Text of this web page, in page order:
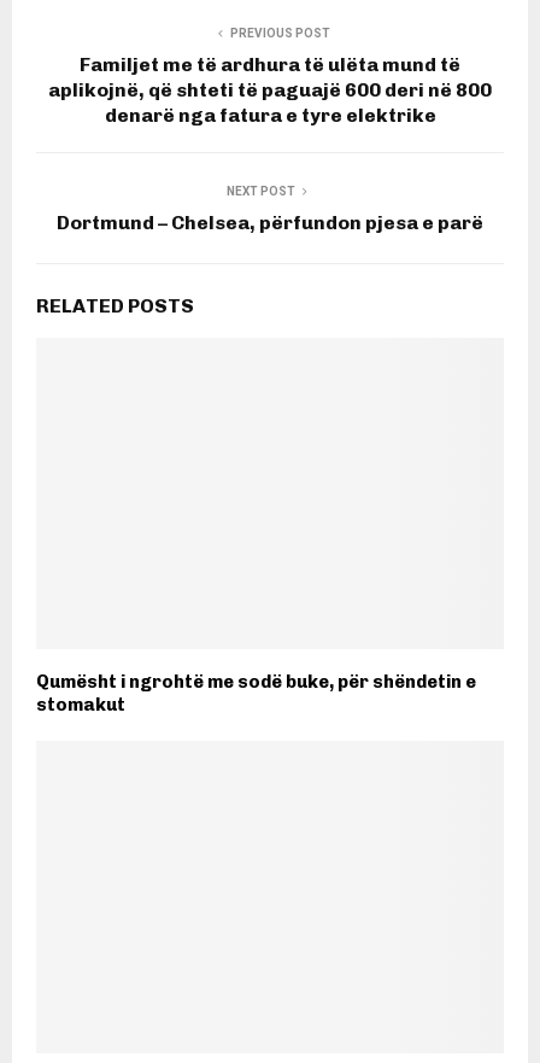
PREVIOUS POST
Familjet me të ardhura të ulëta mund të
aplikojnë, që shteti të paguajë 600 deri në 800
denarë nga fatura e tyre elektrike
NEXT POST
Dortmund – Chelsea, përfundon pjesa e parë
RELATED POSTS
Qumësht i ngrohtë me sodë buke, për shëndetin e
stomakut